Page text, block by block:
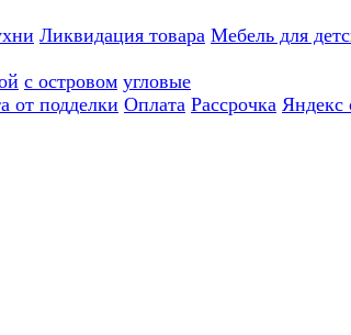
Ликвидация товара Мебель для
с островом угловые
от подделки Оплата Рассрочка Яндекс